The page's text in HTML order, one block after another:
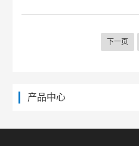
下一页
产品中心